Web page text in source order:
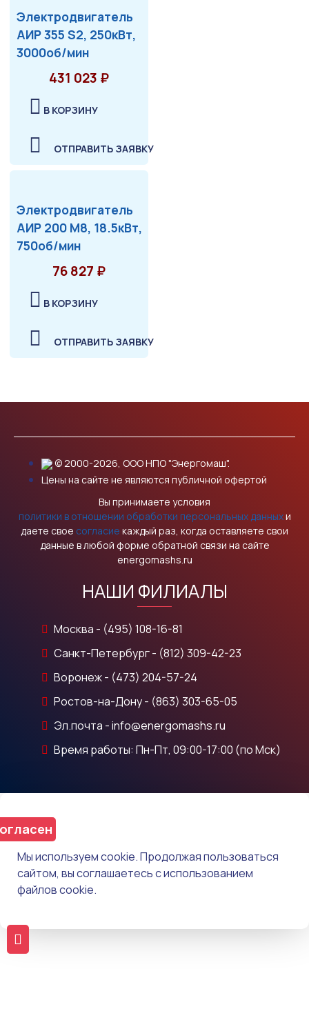
Электродвигатель
АИР 355 S2, 250кВт,
3000об/мин
431 023 ₽
В КОРЗИНУ
ОТПРАВИТЬ ЗАЯВКУ
Электродвигатель
АИР 200 М8, 18.5кВт,
750об/мин
76 827 ₽
В КОРЗИНУ
ОТПРАВИТЬ ЗАЯВКУ
© 2000-2026, ООО НПО "Энергомаш".
Цены на сайте не являются публичной офертой
Вы принимаете условия
политики в отношении обработки персональных данныхи
даете свое согласие каждый раз, когда оставляете свои
данные в любой форме обратной связи на сайте
energomashs.ru
НАШИ ФИЛИАЛЫ
Москва - (495) 108-16-81
Санкт-Петербург - (812) 309-42-23
Воронеж - (473) 204-57-24
Ростов-на-Дону - (863) 303-65-05
Эл.почта - info@energomashs.ru
Время работы: Пн-Пт, 09:00-17:00 (по Мск)
Мы используем cookie. Продолжая пользоваться
сайтом, вы соглашаетесь с использованием
файлов cookie.